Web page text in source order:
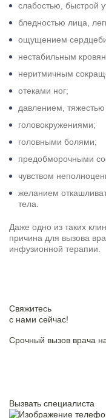
слабостью, быстрой
бледностью лица,
ощущением
нестабильным
неритмичным
отеками ног;
давлением,
головокружениями;
головными болями;
предобморочными
чувством
желанием
тела.
Даже одно из таких
причина для вызова
инфузионной терапии.
Свяжитесь
c нами сейчас!
Срочный вызов врача
Вызвать специалиста